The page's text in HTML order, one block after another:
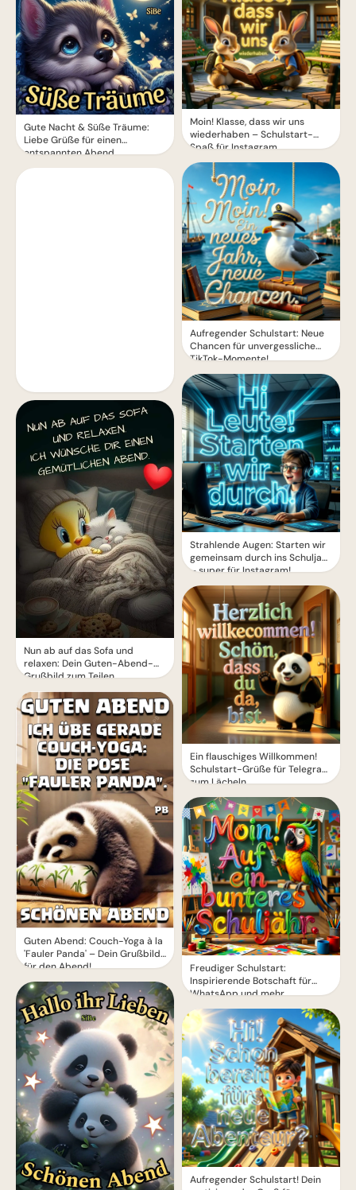
Gute Nacht & Süße Träume:
Liebe Grüße für einen
entspannten Abend
Nun ab auf das Sofa und
relaxen: Dein Guten-Abend-
Grußbild zum Teilen
Guten Abend: Couch-Yoga à la
'Fauler Panda' – Dein Grußbild
für den Abend!
Moin! Klasse, dass wir uns
wiederhaben – Schulstart-
Spaß für Instagram
Aufregender Schulstart: Neue
Chancen für unvergessliche
TikTok-Momente!
Strahlende Augen: Starten wir
gemeinsam durch ins Schuljahr
– super für Instagram!
Ein flauschiges Willkommen!
Schulstart-Grüße für Telegram
zum Lächeln
Freudiger Schulstart:
Inspirierende Botschaft für
WhatsApp und mehr
Aufregender Schulstart! Dein